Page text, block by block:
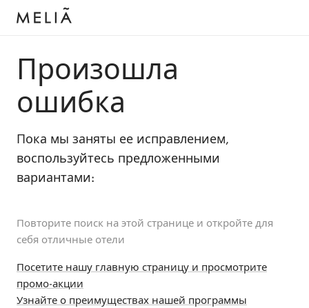
Произошла
ошибка
Пока мы заняты ее исправлением,
воспользуйтесь предложенными
вариантами:
Повторите поиск на этой странице и откройте для
себя отличные отели
Посетите нашу главную страницу и просмотрите
промо-акции
Узнайте о преимуществах нашей программы